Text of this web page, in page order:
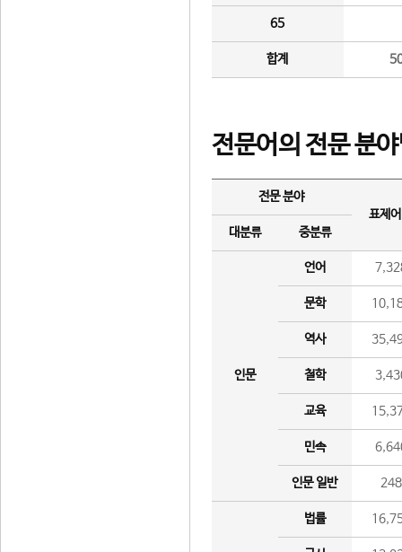
65
합계
전문어의 전문 분
전문 분야
표제
대분류
중분류
인문
언어
문학
역사
철학
교육
민속
인문 일반 248
법률